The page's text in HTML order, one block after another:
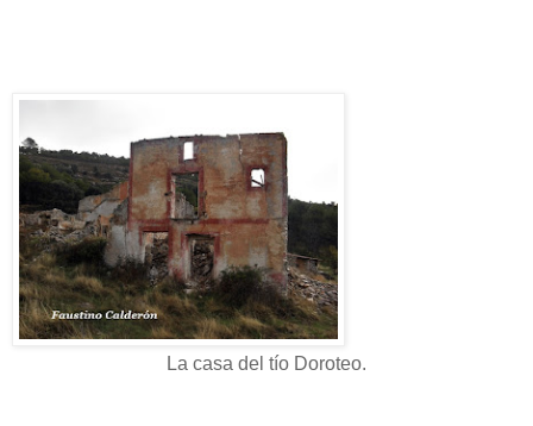
La casa del tío Doroteo.